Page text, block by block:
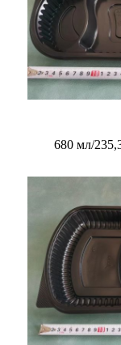
680 мл/